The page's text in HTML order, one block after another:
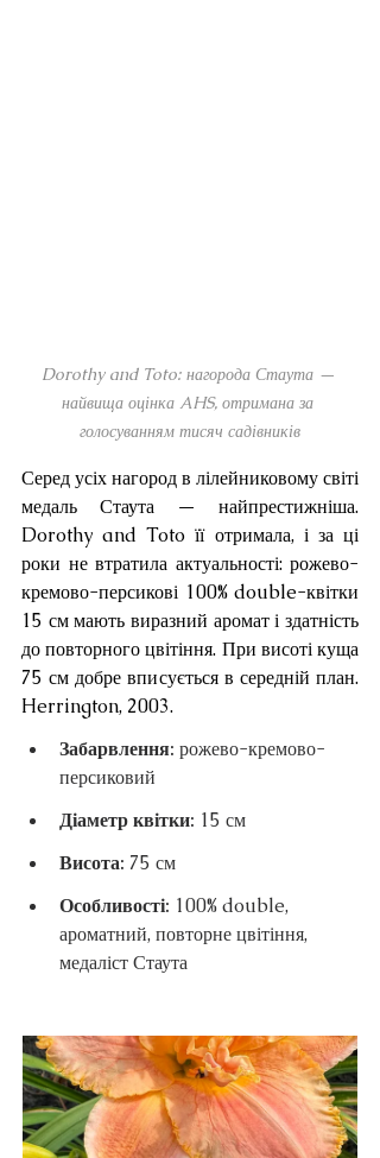
Dorothy and Toto: нагорода Стаута —
найвища оцінка AHS, отримана за
голосуванням тисяч садівників
Серед усіх нагород в лілейниковому світі
медаль Стаута — найпрестижніша.
Dorothy and Toto її отримала, і за ці
роки не втратила актуальності: рожево-
кремово-персикові 100% double-квітки
15 см мають виразний аромат і здатність
до повторного цвітіння. При висоті куща
75 см добре вписується в середній план.
Herrington, 2003.
Забарвлення: рожево-кремово-
персиковий
Діаметр квітки: 15 см
Висота: 75 см
Особливості: 100% double,
ароматний, повторне цвітіння,
медаліст Стаута